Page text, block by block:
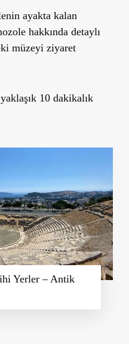
ayakta kalan
hakkında detaylı
müzeyi ziyaret
10 dakikalık
Yerler – Antik